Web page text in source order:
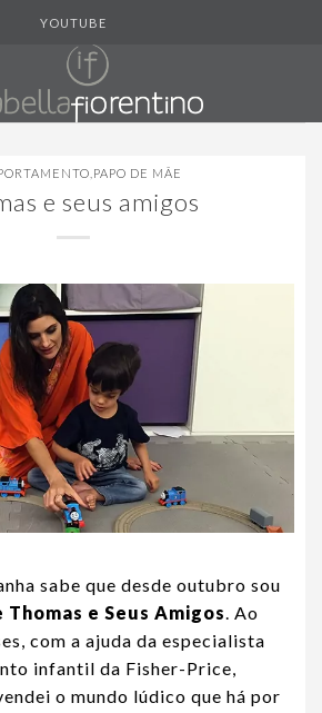
YOUTUBE
PAPO DE MÃE
e seus amigos
sabe que desde outubro sou
Thomas e Seus Amigos . Ao
com a ajuda da especialista
infantil da Fisher-Price,
o mundo lúdico que há por